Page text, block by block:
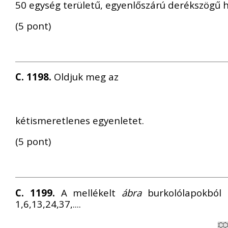
50 egység területű, egyenlőszárú
(5 pont)
C. 1198. Oldjuk meg az
kétismeretlenes egyenletet.
(5 pont)
C. 1199. A mellékelt ábraburkolólapokból
1,6,13,24,37,....